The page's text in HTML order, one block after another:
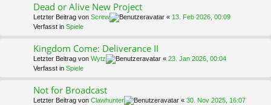
Dead or Alive New Project
Letzter Beitrag von Screw « 13. Feb 2026, 00:09
Verfasst in Spiele
Kingdom Come: Deliverance II
Letzter Beitrag von Wytz « 23. Jan 2026, 00:04
Verfasst in Spiele
Not for Broadcast
Letzter Beitrag von Clawhunter « 30. Nov 2025, 16:07